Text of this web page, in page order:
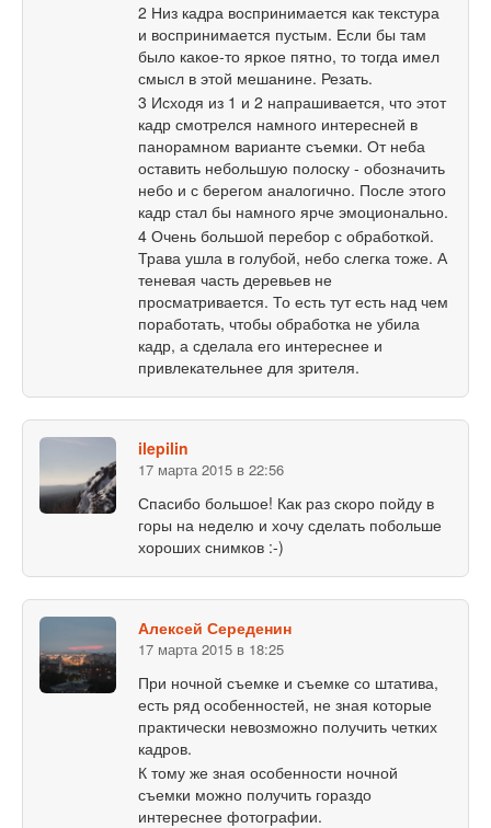
2 Низ кадра воспринимается как текстура
и воспринимается пустым. Если бы там
было какое-то яркое пятно, то тогда имел
смысл в этой мешанине. Резать.
3 Исходя из 1 и 2 напрашивается, что этот
кадр смотрелся намного интересней в
панорамном варианте съемки. От неба
оставить небольшую полоску - обозначить
небо и с берегом аналогично. После этого
кадр стал бы намного ярче эмоционально.
4 Очень большой перебор с обработкой.
Трава ушла в голубой, небо слегка тоже. А
теневая часть деревьев не
просматривается. То есть тут есть над чем
поработать, чтобы обработка не убила
кадр, а сделала его интереснее и
привлекательнее для зрителя.
ilepilin
17 марта 2015 в 22:56
Спасибо большое! Как раз скоро пойду в
горы на неделю и хочу сделать побольше
хороших снимков :-)
Алексей Середенин
17 марта 2015 в 18:25
При ночной съемке и съемке со штатива,
есть ряд особенностей, не зная которые
практически невозможно получить четких
кадров.
К тому же зная особенности ночной
съемки можно получить гораздо
интереснее фотографии.